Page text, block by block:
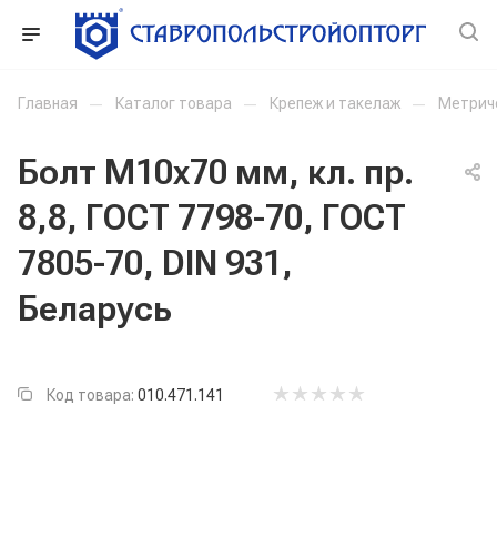
Главная — Каталог товара — Крепеж и такелаж —
Болт М10x70 мм, кл. пр.
8,8, ГОСТ 7798-70, ГОСТ
7805-70, DIN 931,
Беларусь
Код товара: 010.471.141